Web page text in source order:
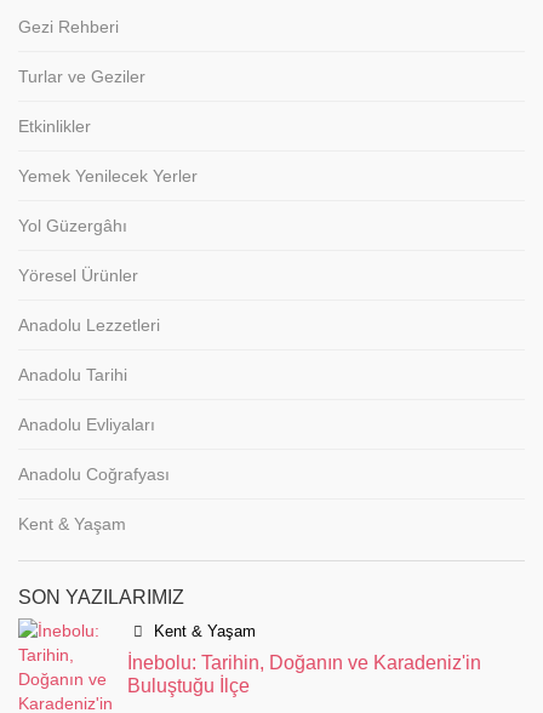
Gezi Rehberi
Turlar ve Geziler
Etkinlikler
Yemek Yenilecek Yerler
Yol Güzergâhı
Yöresel Ürünler
Anadolu Lezzetleri
Anadolu Tarihi
Anadolu Evliyaları
Anadolu Coğrafyası
Kent & Yaşam
SON YAZILARIMIZ
Kent & Yaşam
İnebolu: Tarihin, Doğanın ve Karadeniz'in
Buluştuğu İlçe